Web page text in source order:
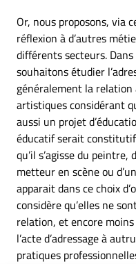
Or, nous proposons, via
réflexion à d’autres
différents secteurs.
souhaitons étudier
généralement la relation
artistiques considérant
aussi un projet
éducatif serait
qu’il s’agisse du
metteur en scène ou
apparait dans ce choix
considère qu’elles ne
relation, et encore
l’acte d’adressage à
pratiques